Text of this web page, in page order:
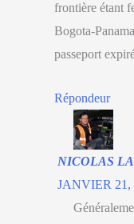
frontière étant
Bogota-
passeport
Répondeur
NICOLAS
JANVIER 21,